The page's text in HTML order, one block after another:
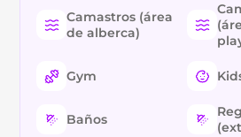
Camastros (área
de alberca)
Gym
Baños